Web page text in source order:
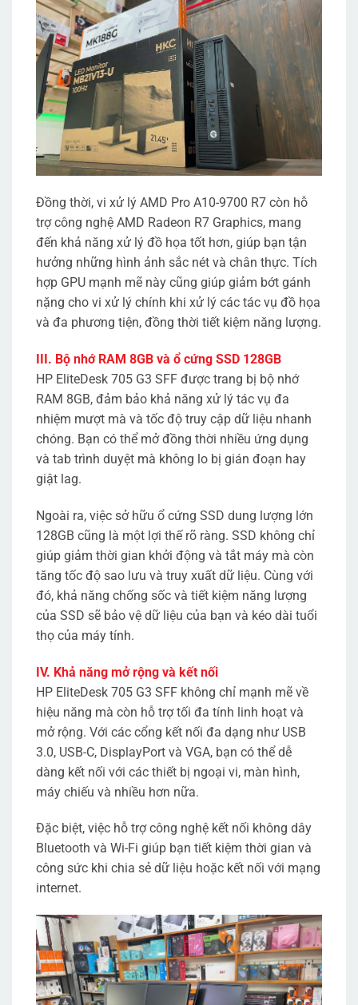
Đồng thời, vi xử lý AMD Pro A10-9700 R7 còn hỗ
trợ công nghệ AMD Radeon R7 Graphics, mang
đến khả năng xử lý đồ họa tốt hơn, giúp bạn tận
hưởng những hình ảnh sắc nét và chân thực. Tích
hợp GPU mạnh mẽ này cũng giúp giảm bớt gánh
nặng cho vi xử lý chính khi xử lý các tác vụ đồ họa
và đa phương tiện, đồng thời tiết kiệm năng lượng.
III. Bộ nhớ RAM 8GB và ổ cứng SSD 128GB
HP EliteDesk 705 G3 SFF được trang bị bộ nhớ
RAM 8GB, đảm bảo khả năng xử lý tác vụ đa
nhiệm mượt mà và tốc độ truy cập dữ liệu nhanh
chóng. Bạn có thể mở đồng thời nhiều ứng dụng
và tab trình duyệt mà không lo bị gián đoạn hay
giật lag.
Ngoài ra, việc sở hữu ổ cứng SSD dung lượng lớn
128GB cũng là một lợi thế rõ ràng. SSD không chỉ
giúp giảm thời gian khởi động và tắt máy mà còn
tăng tốc độ sao lưu và truy xuất dữ liệu. Cùng với
đó, khả năng chống sốc và tiết kiệm năng lượng
của SSD sẽ bảo vệ dữ liệu của bạn và kéo dài tuổi
thọ của máy tính.
IV. Khả năng mở rộng và kết nối
HP EliteDesk 705 G3 SFF không chỉ mạnh mẽ về
hiệu năng mà còn hỗ trợ tối đa tính linh hoạt và
mở rộng. Với các cổng kết nối đa dạng như USB
3.0, USB-C, DisplayPort và VGA, bạn có thể dễ
dàng kết nối với các thiết bị ngoại vi, màn hình,
máy chiếu và nhiều hơn nữa.
Đặc biệt, việc hỗ trợ công nghệ kết nối không dây
Bluetooth và Wi-Fi giúp bạn tiết kiệm thời gian và
công sức khi chia sẻ dữ liệu hoặc kết nối với mạng
internet.